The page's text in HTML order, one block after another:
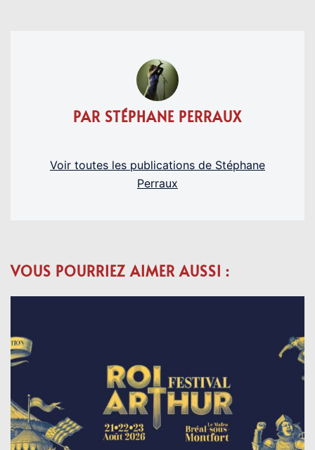
PAR STÉPHANE PERRAUX
Voir toutes les publications de Stéphane
Perraux
VOUS POURRIEZ AIMER AUSSI :